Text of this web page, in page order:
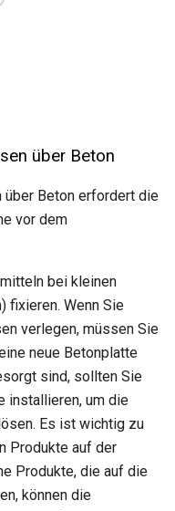
über Beton
über Beton erfordert die
vor dem
bei kleinen
fixieren. Wenn Sie
verlegen, müssen Sie
neue Betonplatte
sind, sollten Sie
installieren, um die
Es ist wichtig zu
Produkte auf der
Produkte, die auf die
können die